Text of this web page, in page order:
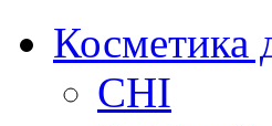
Косметика
CHI